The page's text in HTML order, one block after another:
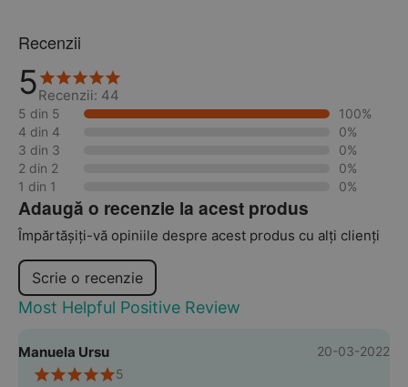
Recenzii
5Recenzii: 44
5 din 5
100%
4 din 4
0%
3 din 3
0%
2 din 2
0%
1 din 1
0%
Adaugă o recenzie la acest produs
Împărtășiți-vă opiniile despre acest produs cu alți clienți
Scrie o recenzie
Most Helpful Positive Review
Manuela Ursu
20-03-2022
5